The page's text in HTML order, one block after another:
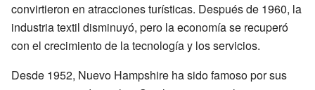
convirtieron en atracciones turísticas. Después de 1960, la
industria textil disminuyó, pero la economía se recuperó
con el crecimiento de la tecnología y los servicios.
Desde 1952, Nuevo Hampshire ha sido famoso por sus